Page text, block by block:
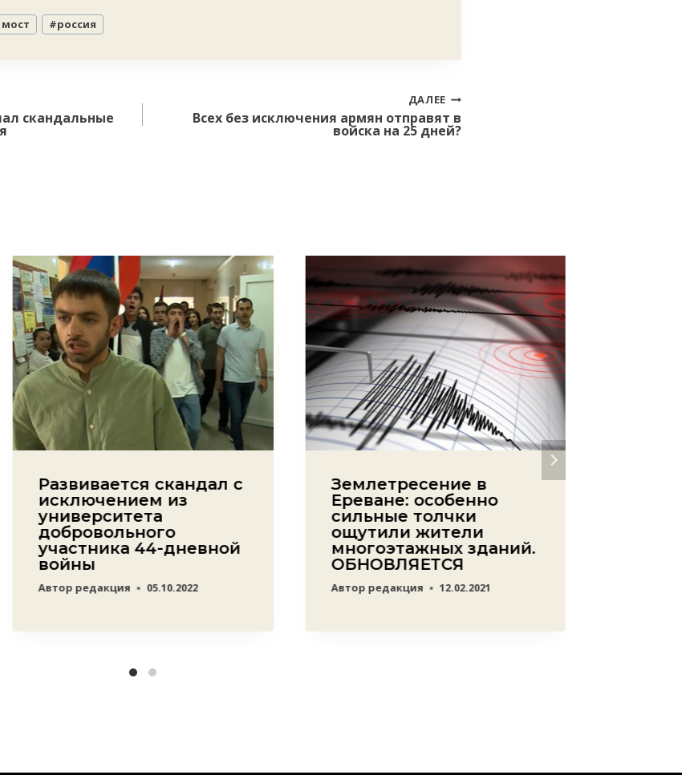
#россия
скандальные
ДАЛЕЕ
Всех без исключения армян отправят в
войска на 25 дней?
Развивается скандал с
исключением из
университета
добровольного
участника 44-дневной
войны
Автор редакция 05.10.2022
Землетресение в
Ереване: особенно
сильные толчки
ощутили жители
многоэтажных зданий.
ОБНОВЛЯЕТСЯ
Автор редакция 12.02.2021